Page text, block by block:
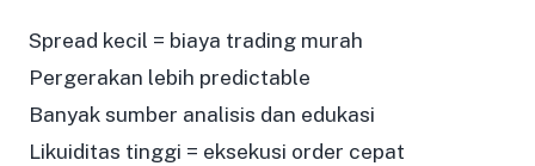
Spread kecil = biaya trading murah
Pergerakan lebih predictable
Banyak sumber analisis dan edukasi
Likuiditas tinggi = eksekusi order cepat